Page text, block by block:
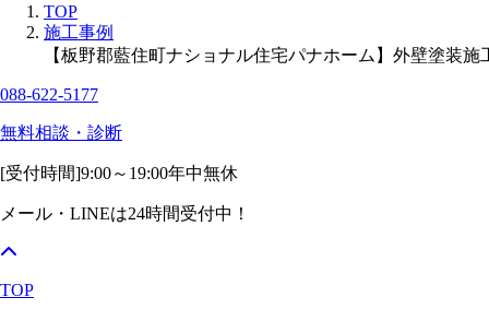
TOP
施工事例
【板野郡藍住町ナショナル住宅パナホーム】外壁塗装施
088-622-5177
無料相談・診断
[受付時間]9:00～19:00年中無休
メール・LINEは24時間受付中！
TOP